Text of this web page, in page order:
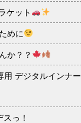
ケット
めに
か？？
用 デジタルインナー
っ！